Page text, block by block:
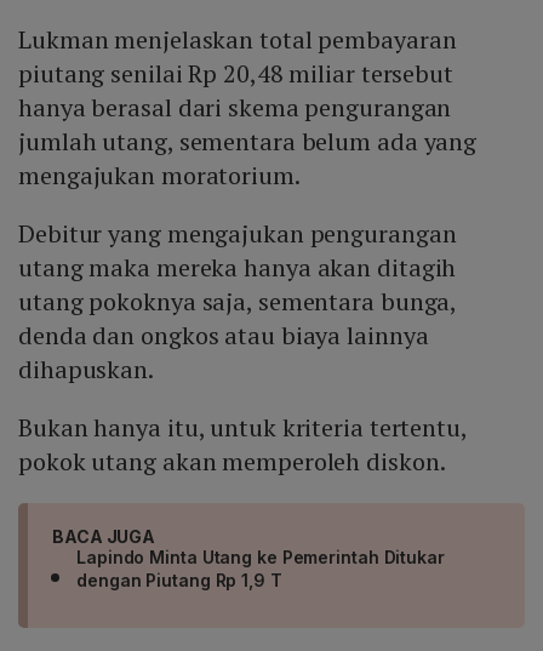
Lukman menjelaskan total pembayaran
piutang senilai Rp 20,48 miliar tersebut
hanya berasal dari skema pengurangan
jumlah utang, sementara belum ada yang
mengajukan moratorium.
Debitur yang mengajukan pengurangan
utang maka mereka hanya akan ditagih
utang pokoknya saja, sementara bunga,
denda dan ongkos atau biaya lainnya
dihapuskan.
Bukan hanya itu, untuk kriteria tertentu,
pokok utang akan memperoleh diskon.
BACA JUGA
Lapindo Minta Utang ke Pemerintah Ditukar
dengan Piutang Rp 1,9 T